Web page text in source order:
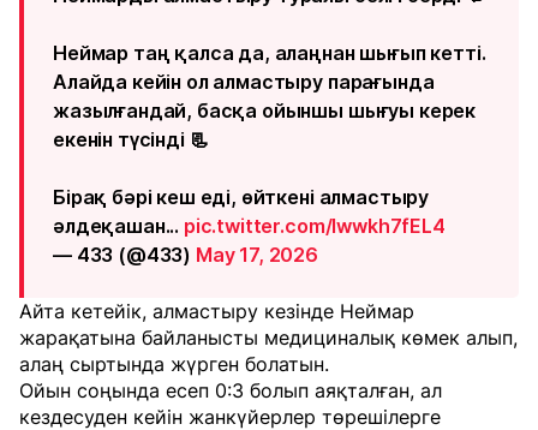
Неймар таң қалса да, алаңнан шығып кетті.
Алайда кейін ол алмастыру парағында
жазылғандай, басқа ойыншы шығуы керек
екенін түсінді 📃
Бірақ бәрі кеш еді, өйткені алмастыру
әлдеқашан... pic.twitter.com/lwwkh7fEL4
— 433 (@433) May 17, 2026
Айта кетейік, алмастыру кезінде Неймар
жарақатына байланысты медициналық көмек алып,
алаң сыртында жүрген болатын.
Ойын соңында есеп 0:3 болып аяқталған, ал
кездесуден кейін жанкүйерлер төрешілерге